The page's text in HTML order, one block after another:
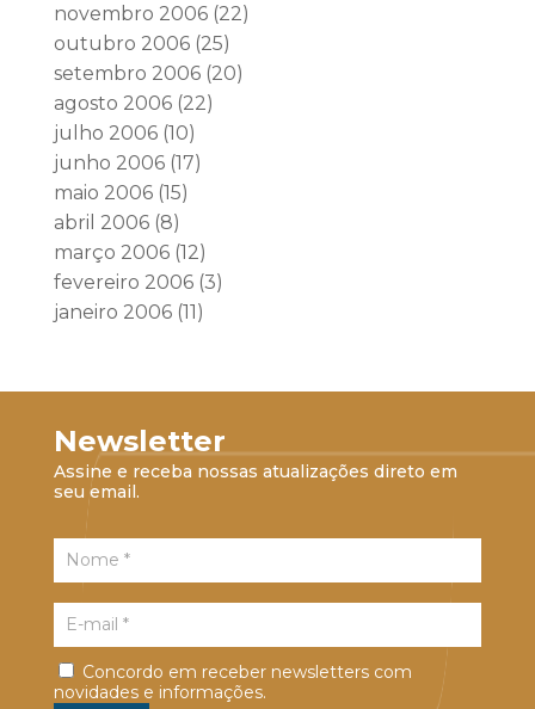
novembro 2006(22)
outubro 2006(25)
setembro 2006(20)
agosto 2006(22)
julho 2006(10)
junho 2006(17)
maio 2006(15)
abril 2006(8)
março 2006(12)
fevereiro 2006(3)
janeiro 2006(11)
Newsletter
Assine e receba nossas atualizações direto em
seu email.
Concordo em receber newsletters com
novidades e informações.